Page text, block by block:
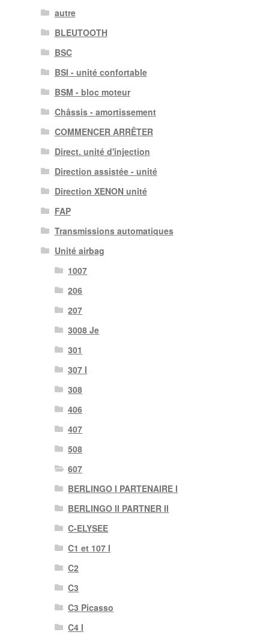
autre
BLEUTOOTH
BSC
BSI - unité confortable
BSM - bloc moteur
Châssis - amortissement
COMMENCER ARRÊTER
Direct. unité d'injection
Direction assistée - unité
Direction XENON unité
FAP
Transmissions automatiques
Unité airbag
1007
206
207
3008 Je
301
307 I
308
406
407
508
607
BERLINGO I PARTENAIRE I
BERLINGO II PARTNER II
C-ELYSEE
C1 et 107 I
C2
C3
C3 Picasso
C4 I